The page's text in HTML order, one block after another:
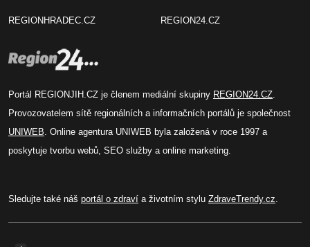
REGIONHRADEC.CZ REGION24.CZ
Portál REGIONJIH.CZ je členem mediální skupiny REGION24.CZ.
Provozovatelem sítě regionálních a informačních portálů je společnost
UNIWEB. Online agentura UNIWEB byla založená v roce 1997 a
poskytuje tvorbu webů, SEO služby a online marketing.
Sledujte také náš portál o zdraví a životním stylu ZdraveTrendy.cz.